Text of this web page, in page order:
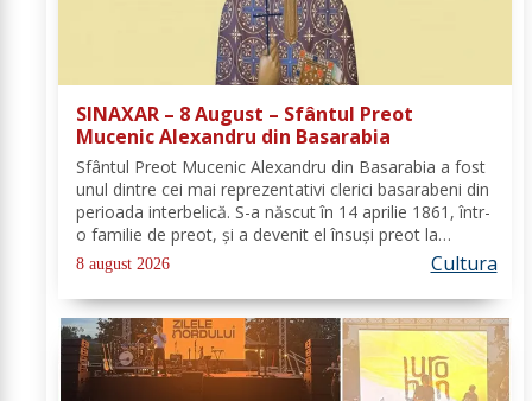
SINAXAR – 8 August – Sfântul Preot
Mucenic Alexandru din Basarabia
Sfântul Preot Mucenic Alexandru din Basarabia a fost
unul dintre cei mai reprezentativi clerici basarabeni din
perioada interbelică. S-a născut în 14 aprilie 1861, într-
o familie de preot, și a devenit el însuși preot la
Biserica „Aleksandr Nevski” din Călăraşi-sat, în
Republica Moldova de azi. A...
8 august 2026 Cultura